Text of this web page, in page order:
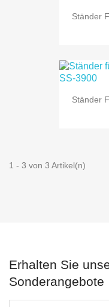
Ständer
Ständer
1 - 3 von 3 Artikel(n)
Erhalten Sie
Sonderangebote